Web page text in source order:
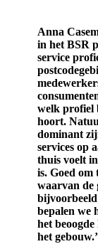
Anna
in het BSR
service
welk profiel
hoort.
dominant
services op
thuis voelt
is. Goed om
waarvan de
bepalen we
het
het gebouw.’